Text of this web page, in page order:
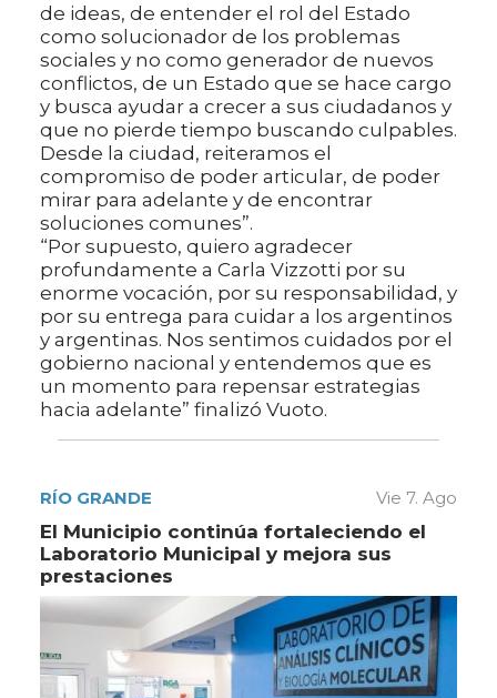
de ideas, de entender el rol del Estado
como solucionador de los problemas
sociales y no como generador de nuevos
conflictos, de un Estado que se hace cargo
y busca ayudar a crecer a sus ciudadanos y
que no pierde tiempo buscando culpables.
Desde la ciudad, reiteramos el
compromiso de poder articular, de poder
mirar para adelante y de encontrar
soluciones comunes”.
“Por supuesto, quiero agradecer
profundamente a Carla Vizzotti por su
enorme vocación, por su responsabilidad, y
por su entrega para cuidar a los argentinos
y argentinas. Nos sentimos cuidados por el
gobierno nacional y entendemos que es
un momento para repensar estrategias
hacia adelante” finalizó Vuoto.
RÍO GRANDE Vie 7. Ago
El Municipio continúa fortaleciendo el
Laboratorio Municipal y mejora sus
prestaciones